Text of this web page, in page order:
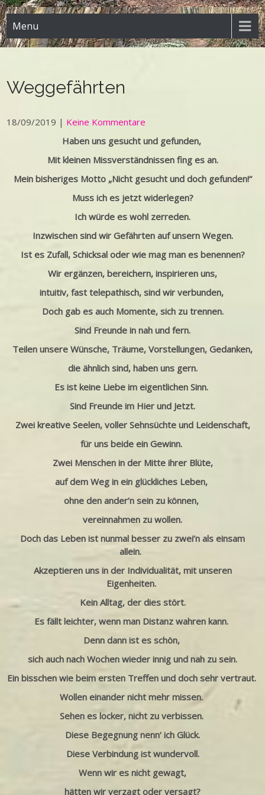
Menu
Weggefährten
18/09/2019 | Keine Kommentare
Haben uns gesucht und gefunden,
Mit kleinen Missverständnissen fing es an.
Mein bisheriges Motto „Nicht gesucht und doch gefunden!“
Muss ich es jetzt widerlegen?
Ich würde es wohl zerreden.
Inzwischen sind wir Gefährten auf unsern Wegen.
Ist es Zufall, Schicksal oder wie mag man es benennen?
Wir ergänzen, bereichern, inspirieren uns,
intuitiv, fast telepathisch, sind wir verbunden,
Doch gab es auch Momente, sich zu trennen.
Sind Freunde in nah und fern.
Teilen unsere Wünsche, Träume, Vorstellungen, Gedanken,
die ähnlich sind, haben uns gern.
Es ist keine Liebe im eigentlichen Sinn.
Sind Freunde im Hier und Jetzt.
Zwei kreative Seelen, voller Sehnsüchte und Leidenschaft,
für uns beide ein Gewinn.
Zwei Menschen in der Mitte ihrer Blüte,
auf dem Weg in ein glückliches Leben,
ohne den ander’n sein zu können,
vereinnahmen zu wollen.
Doch das Leben ist nunmal besser zu zwei’n als einsam
allein.
Akzeptieren uns in der Individualität, mit unseren
Eigenheiten.
Kein Alltag, der dies stört.
Es fällt leichter, wenn man Distanz wahren kann.
Denn dann ist es schön,
sich auch nach Wochen wieder innig und nah zu sein.
Ein bisschen wie beim ersten Treffen und doch sehr vertraut.
Wollen einander nicht mehr missen.
Sehen es locker, nicht zu verbissen.
Diese Begegnung nenn‘ ich Glück.
Diese Verbindung ist wundervoll.
Wenn wir es nicht gewagt,
hätten wir verzagt oder versagt?